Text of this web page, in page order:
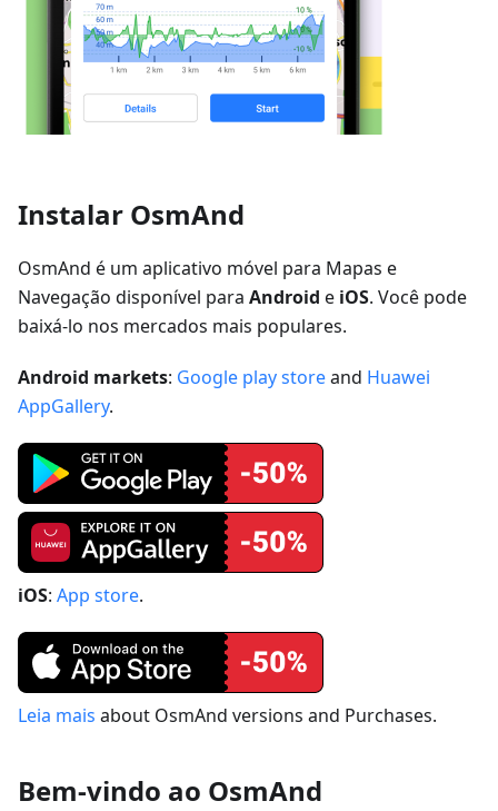
Instalar OsmAnd
OsmAnd é um aplicativo móvel para Mapas e
Navegação disponível para Android e iOS. Você pode
baixá-lo nos mercados mais populares.
Android markets: Google play storeand Huawei
AppGallery.
iOS: App store.
Leia mais about OsmAnd versions and Purchases.
Bem-vindo ao OsmAnd